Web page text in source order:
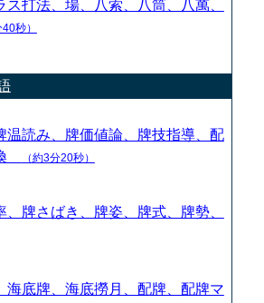
ス打法、場、八索、八筒、八萬、
40秒）
温読み、牌価値論、牌技指導、配
（約3分20秒）
、牌さばき、牌姿、牌式、牌勢、
海底牌、海底撈月、配牌、配牌マ